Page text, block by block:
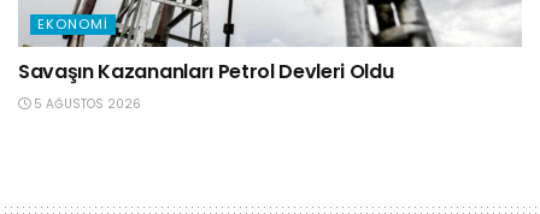
EKONOMI
Savaşın Kazananları Petrol Devleri Oldu
5 AĞUSTOS 2026